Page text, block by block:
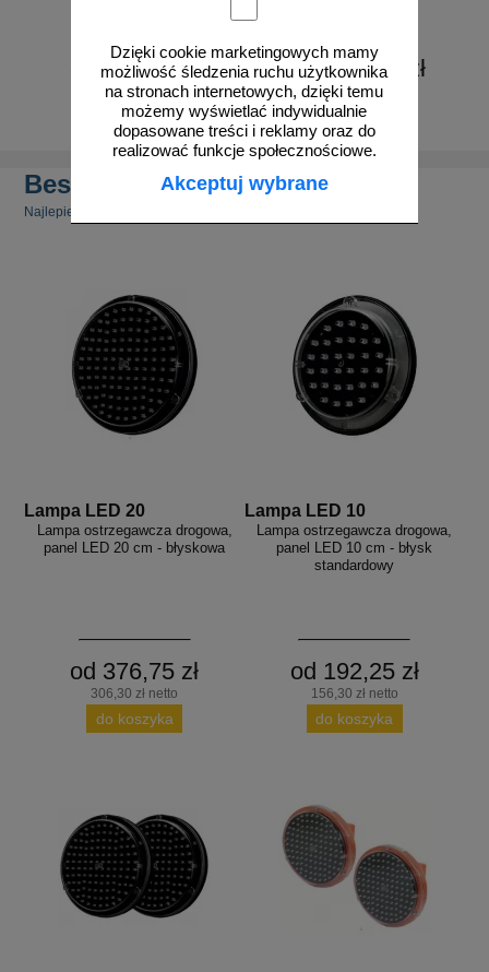
Dzięki cookie marketingowych mamy
możliwość śledzenia ruchu użytkownika
na stronach internetowych, dzięki temu
możemy wyświetlać indywidualnie
dopasowane treści i reklamy oraz do
realizować funkcje społecznościowe.
Akceptuj wybrane
od 745,75 zł
606,30 zł netto
do koszyka
od 1260,75 zł
1025,00 zł netto
do koszyka
Bestsellery
Najlepiej sprzedające się produkty
Lampa LED 20
Lampa ostrzegawcza drogowa,
panel LED 20 cm - błyskowa
od 376,75 zł
306,30 zł netto
do koszyka
Lampa LED 10
Lampa ostrzegawcza drogowa,
panel LED 10 cm - błysk
standardowy
od 192,25 zł
156,30 zł netto
do koszyka